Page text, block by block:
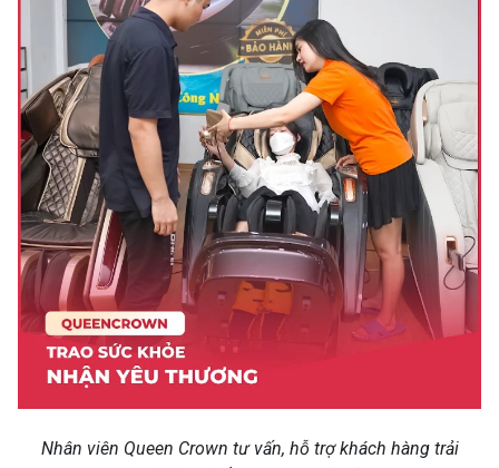
Nhân viên Queen Crown tư vấn, hỗ trợ khách hàng trải